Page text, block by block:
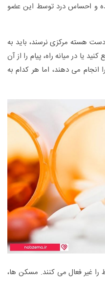
و احساس درد توسط این عضو
هسته مرکزی نرسند، باید به
یا در میانه راه، پیام را از آن
انجام می دهند، اما هر کدام به
را غیر فعال می کنند. مسکن ها،